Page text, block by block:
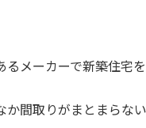
るメーカーで新築住宅
か間取りがまとまらな